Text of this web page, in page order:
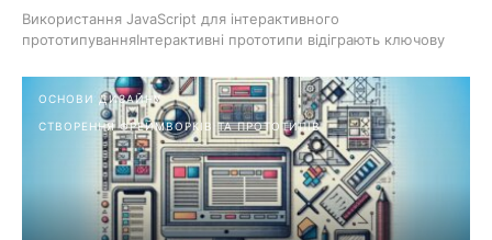
Використання JavaScript для інтерактивного
прототипуванняІнтерактивні прототипи відіграють ключову
ОСНОВИ ДИЗАЙНУ
СТВОРЕННЯ ФРЕЙМВОРКІВ ТА ПРОТОТИПІВ